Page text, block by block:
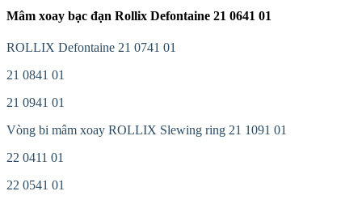
Mâm xoay bạc đạn Rollix Defontaine 21 0641 01
ROLLIX Defontaine 21 0741 01
21 0841 01
21 0941 01
Vòng bi mâm xoay ROLLIX Slewing ring 21 1091 01
22 0411 01
22 0541 01